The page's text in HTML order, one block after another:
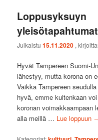
Loppusyksuyn
Julkaistu15.11.2020 ,
Hyvät Tampereen Suomi-
lähestyy, mutta korona on
Vaikka Tampereen
hyvä, emme kuitenkaan
koronan voimakkaampaan
alla meillä … Lue loppuun